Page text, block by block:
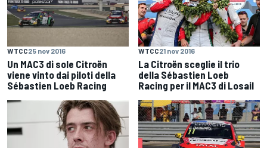
WTCC25 nov 2016
Un MAC3 di sole Citroën
viene vinto dai piloti della
Sébastien Loeb Racing
WTCC21 nov 2016
La Citroën sceglie il trio
della Sébastien Loeb
Racing per il MAC3 di Losail